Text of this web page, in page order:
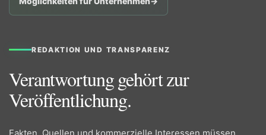
REDAKTION UND TRANSPARENZ
Verantwortung gehört zur
Veröffentlichung.